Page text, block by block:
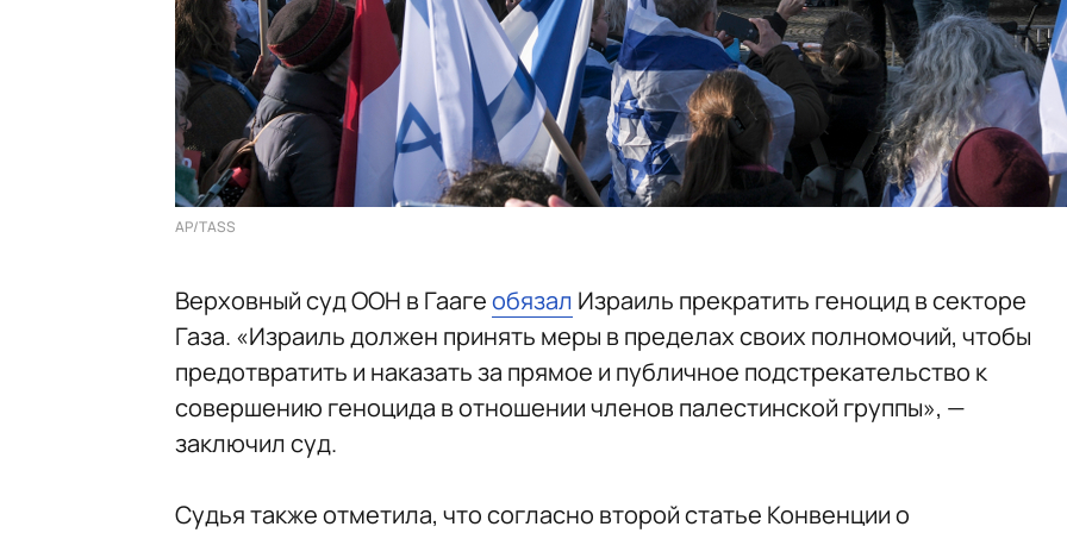
AP/TASS
Верховный суд ООН в Гаагеобязал Израиль прекратить геноцид в секторе
Газа. «Израиль должен принять меры в пределах своих полномочий, чтобы
предотвратить и наказать за прямое и публичное подстрекательство к
совершению геноцида в отношении членов палестинской группы», —
заключил суд.
Судья также отметила, что согласно второй статье Конвенции о